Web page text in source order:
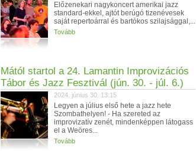
Előzenekari nagykoncert amerikai jazz
standard-ekkel, ajtót berúgó tizenévesek
saját repertoárral és bartókos szilajsággal,...
Tovább
Mától startol a 24. Lamantin Improvizációs
Tábor és Jazz Fesztivál (jún. 30. - júl. 6.)
2024. június 30. 13:15
Legyen a július első hete a jazz hete
Szombathelyen! - Ha szereted az
improvizatív zenét, mindenképpen látogass
el a Weöres...
Tovább